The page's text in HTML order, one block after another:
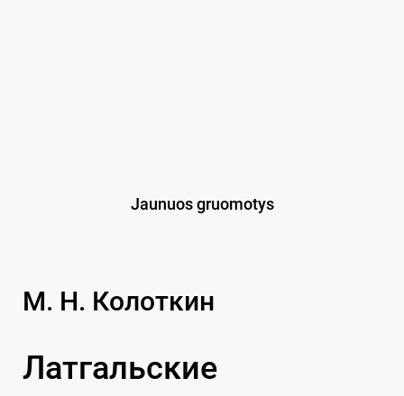
Jaunuos gruomotys
М. Н. Колоткин
Латгальские